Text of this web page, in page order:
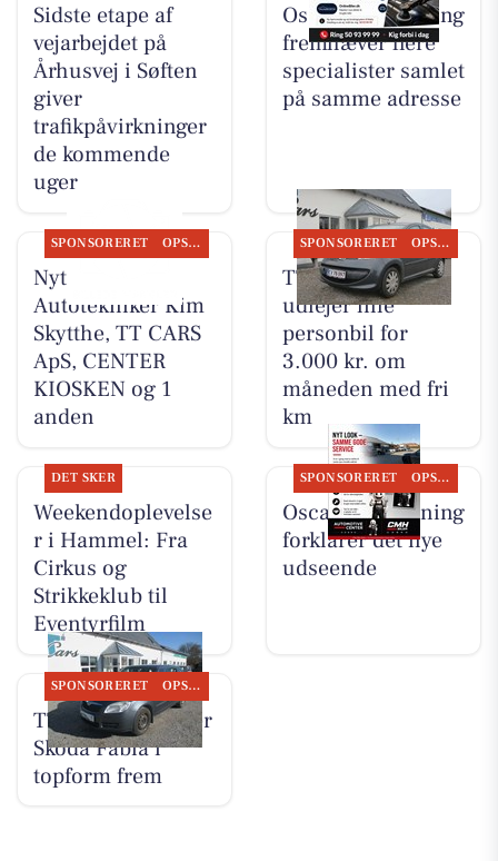
Sidste etape af
vejarbejdet på
Århusvej i Søften
giver
trafikpåvirkninger
de kommende
uger
Oscar Biludlejning
fremhæver flere
specialister samlet
på samme adresse
SPONSORERET OPSLAGSTAVLEN
Nyt fra
Autotekniker Kim
Skytthe, TT CARS
ApS, CENTER
KIOSKEN og 1
anden
SPONSORERET OPSLAGSTAVLEN
TT CARS ApS
udlejer lille
personbil for
3.000 kr. om
måneden med fri
km
DET SKER
Weekendoplevelse
r i Hammel: Fra
Cirkus og
Strikkeklub til
Eventyrfilm
SPONSORERET OPSLAGSTAVLEN
Oscar Biludlejning
forklarer det nye
udseende
SPONSORERET OPSLAGSTAVLEN
TT CARS ApS viser
Skoda Fabia i
topform frem